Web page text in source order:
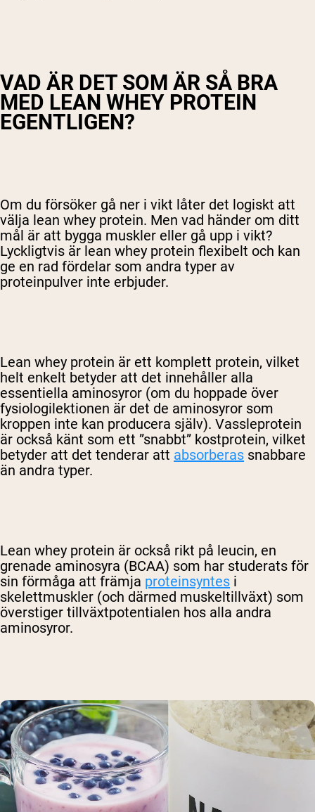
VAD ÄR DET SOM ÄR SÅ BRA
MED LEAN WHEY PROTEIN
EGENTLIGEN?
Om du försöker gå ner i vikt låter det logiskt att
välja lean whey protein. Men vad händer om ditt
mål är att bygga muskler eller gå upp i vikt?
Lyckligtvis är lean whey protein flexibelt och kan
ge en rad fördelar som andra typer av
proteinpulver inte erbjuder.
Lean whey protein är ett komplett protein, vilket
helt enkelt betyder att det innehåller alla
essentiella aminosyror (om du hoppade över
fysiologilektionen är det de aminosyror som
kroppen inte kan producera själv). Vassleprotein
är också känt som ett ”snabbt” kostprotein, vilket
betyder att det tenderar att absorberas snabbare
än andra typer.
Lean whey protein är också rikt på leucin, en
grenade aminosyra (BCAA) som har studerats för
sin förmåga att främja proteinsyntes i
skelettmuskler (och därmed muskeltillväxt) som
överstiger tillväxtpotentialen hos alla andra
aminosyror.